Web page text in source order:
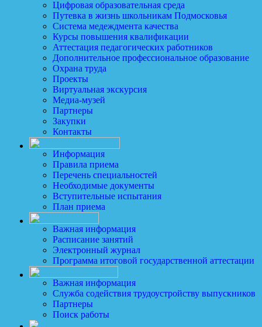
Цифровая образовательная среда
Путевка в жизнь школьникам Подмосковья
Система медеждмента качества
Курсы повышения квалификации
Аттестация педагогических работников
Дополнительное профессиональное образование
Охрана труда
Проекты
Виртуальная экскурсия
Медиа-музей
Партнеры
Закупки
Контакты
Информация
Правила приема
Перечень специальностей
Необходимые документы
Вступительные испытания
План приема
Важная информация
Расписание занятий
Электронный журнал
Программа итоговой государственной аттестации
Важная информация
Служба содействия трудоустройству выпускников
Партнеры
Поиск работы